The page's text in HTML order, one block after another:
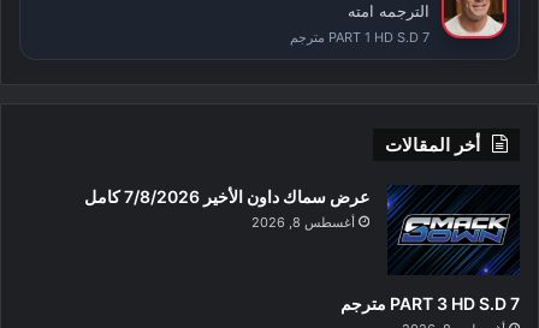
الترجمه امته
PART 1 HD S.D 7 مترجم
أخر المقالات
عرض سماك داون الأخير 7/8/2026 كامل
أغسطس 8, 2026
PART 3 HD S.D 7 مترجم